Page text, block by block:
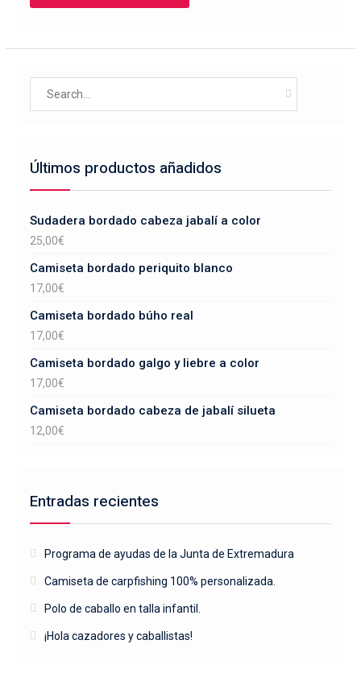
Últimos productos añadidos
Sudadera bordado cabeza jabalí a color
25,00€
Camiseta bordado periquito blanco
17,00€
Camiseta bordado búho real
17,00€
Camiseta bordado galgo y liebre a color
17,00€
Camiseta bordado cabeza de jabalí silueta
12,00€
Entradas recientes
Programa de ayudas de la Junta de Extremadura
Camiseta de carpfishing 100% personalizada.
Polo de caballo en talla infantil.
¡Hola cazadores y caballistas!